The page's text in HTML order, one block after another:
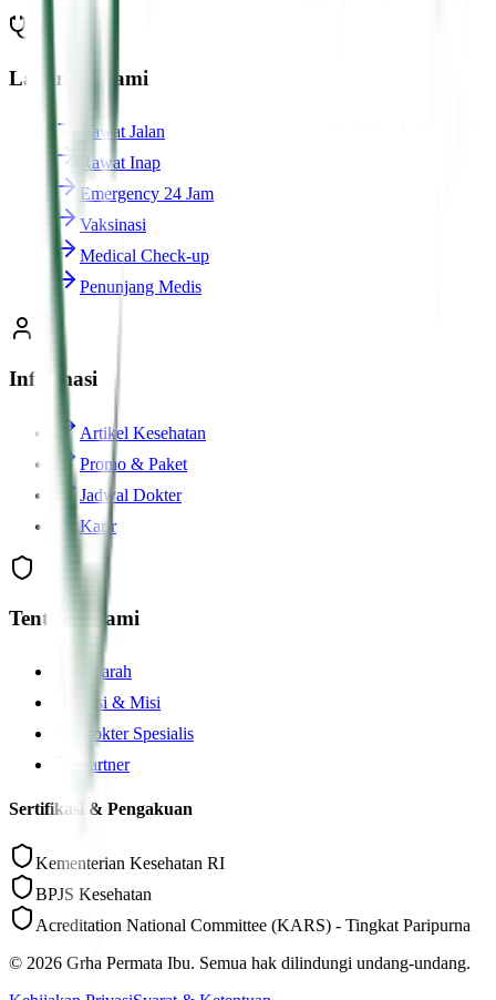
Layanan Kami
Rawat Jalan
Rawat Inap
Emergency 24 Jam
Vaksinasi
Medical Check-up
Penunjang Medis
Informasi
Artikel Kesehatan
Promo & Paket
Jadwal Dokter
Karir
Tentang Kami
Sejarah
Visi & Misi
Dokter Spesialis
Partner
Sertifikasi & Pengakuan
Kementerian Kesehatan RI
BPJS Kesehatan
Acreditation National Committee (KARS) - Tingkat Paripurna
© 2026 Grha Permata Ibu. Semua hak dilindungi undang-undang.